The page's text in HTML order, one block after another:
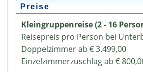
Preise
Kleingruppenreise (2 - 16
Reisepreis pro Person bei
Doppelzimmer ab € 3.499,00
Einzelzimmerzuschlag ab €